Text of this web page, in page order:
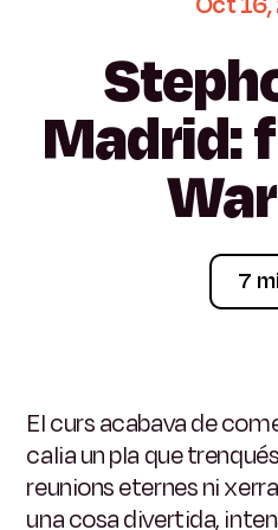
Madrid:
7
El curs acabava de
calia un pla que
reunions eternes ni
una cosa divertida,